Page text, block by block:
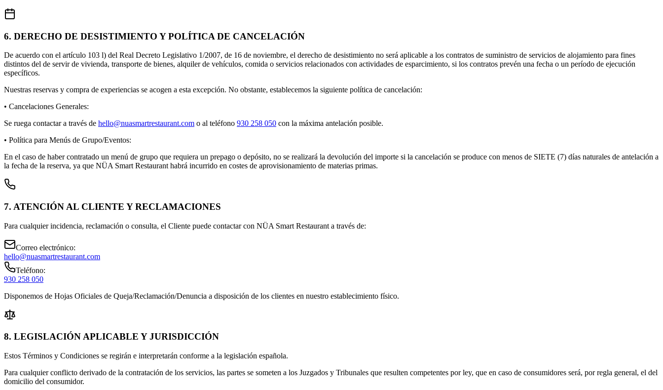
6. DERECHO DE DESISTIMIENTO Y POLÍTICA DE CANCELACIÓN
De acuerdo con el artículo 103 l) del Real Decreto Legislativo 1/2007, de 16 de noviembre, el derecho de desistimiento no será aplicable a los contratos de suministro de servicios de alojamiento para fines
distintos del de servir de vivienda, transporte de bienes, alquiler de vehículos, comida o servicios relacionados con actividades de esparcimiento, si los contratos prevén una fecha o un período de ejecución
específicos.
Nuestras reservas y compra de experiencias se acogen a esta excepción. No obstante, establecemos la siguiente política de cancelación:
• Cancelaciones Generales:
Se ruega contactar a través de hello@nuasmartrestaurant.com o al teléfono 930 258 050 con la máxima antelación posible.
• Política para Menús de Grupo/Eventos:
En el caso de haber contratado un menú de grupo que requiera un prepago o depósito, no se realizará la devolución del importe si la cancelación se produce con menos de SIETE (7) días naturales de antelación a
la fecha de la reserva, ya que NÜA Smart Restaurant habrá incurrido en costes de aprovisionamiento de materias primas.
7. ATENCIÓN AL CLIENTE Y RECLAMACIONES
Para cualquier incidencia, reclamación o consulta, el Cliente puede contactar con NÜA Smart Restaurant a través de:
Correo electrónico:
hello@nuasmartrestaurant.com
Teléfono:
930 258 050
Disponemos de Hojas Oficiales de Queja/Reclamación/Denuncia a disposición de los clientes en nuestro establecimiento físico.
8. LEGISLACIÓN APLICABLE Y JURISDICCIÓN
Estos Términos y Condiciones se regirán e interpretarán conforme a la legislación española.
Para cualquier conflicto derivado de la contratación de los servicios, las partes se someten a los Juzgados y Tribunales que resulten competentes por ley, que en caso de consumidores será, por regla general, el del
domicilio del consumidor.